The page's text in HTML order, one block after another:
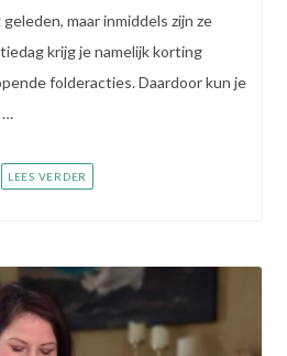
maar inmiddels zijn ze
krijg je namelijk korting
folderacties. Daardoor kun je
…
LEES VERDER